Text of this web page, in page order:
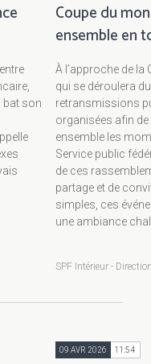
bat son
Coupe du
ensemble en
À l’approche de
qui se déroulera
retransmissions
organisées afin
ensemble les
Service public
de ces
partage et de
simples, ces
une ambiance
SPF Intérieur -
09 AVR 2026 11:54